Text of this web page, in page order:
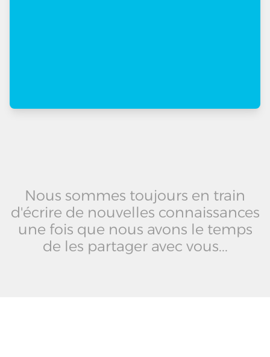
Nous sommes toujours en train
d'écrire de nouvelles connaissances
une fois que nous avons le temps
de les partager avec vous...